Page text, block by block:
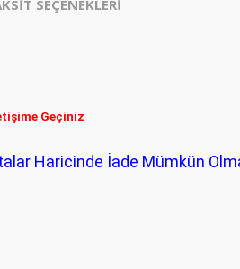
SEÇENEKLERİ
Geçiniz
Haricinde İade Mümkün